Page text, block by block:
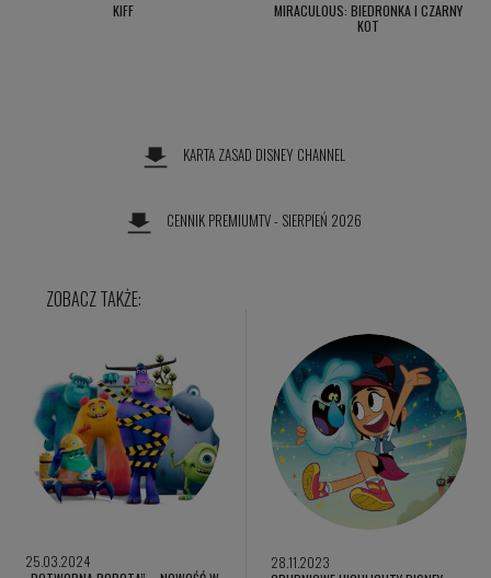
KIFF
MIRACULOUS: BIEDRONKA I CZARNY
KOT
KARTA ZASAD DISNEY CHANNEL
CENNIK PREMIUMTV - SIERPIEŃ 2026
25.03.2024
28.11.2023